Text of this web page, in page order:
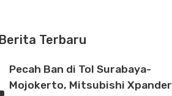
Berita Terbaru
Pecah Ban di Tol Surabaya-
Mojokerto, Mitsubishi Xpander